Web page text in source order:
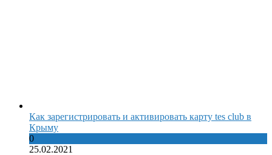
Как зарегистрировать и активировать карту tes club в
Крыму
0
25.02.2021